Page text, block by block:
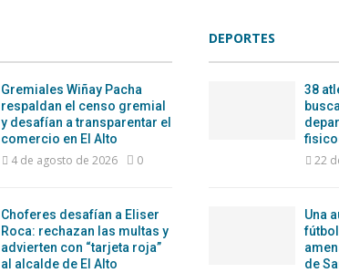
Gremiales Wiñay Pacha
respaldan el censo gremial
y desafían a transparentar el
comercio en El Alto
4 de agosto de 2026 0
Choferes desafían a Eliser
Roca: rechazan las multas y
advierten con “tarjeta roja”
al alcalde de El Alto
DEPORTES
38
22
Una
de